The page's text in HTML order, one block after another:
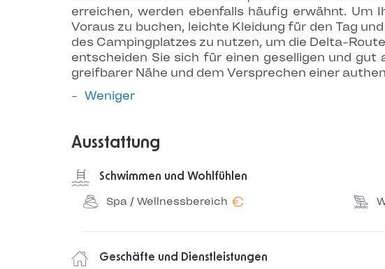
erreichen, werden ebenfalls häufig erwähnt. Um
Voraus zu buchen, leichte Kleidung für den Tag
des Campingplatzes zu nutzen, um die Delta-
entscheiden Sie sich für einen geselligen und
greifbarer Nähe und dem Versprechen einer
Weniger
Ausstattung
Schwimmen und Wohlfühlen
Spa / Wellnessbereich €
Geschäfte und Dienstleistungen